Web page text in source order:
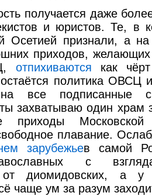
получается даже
и юристов. Те, в
Осетией признали, а
приходов,
отпихиваются как
политика ОВСЦ
все подписанные с
захватываю один храм
приходы Московской
плавание.
зарубежьев самой
с
от диомидовских, а у
чаще ум за разум